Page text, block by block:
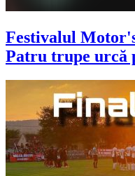
Festivalul
Patru trupe urcă